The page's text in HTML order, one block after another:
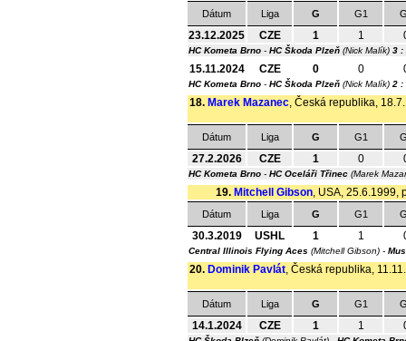
Dátum Liga G G1
23.12.2025 CZE 1 1
HC Kometa Brno - HC Škoda Plzeň (Nick Malík) 3 :
15.11.2024 CZE 0 0
HC Kometa Brno - HC Škoda Plzeň (Nick Malík) 2 :
18. Marek Mazanec, Česká republika,
Dátum Liga G G1
27.2.2026 CZE 1 0
HC Kometa Brno - HC Oceláři Třinec (Marek
19. Mitchell Gibson, USA, 25.6.1999,
Dátum Liga G G1
30.3.2019 USHL 1 1
Central Illinois Flying Aces (Mitchell Gibson) -
20. Dominik Pavlát, Česká republika,
Dátum Liga G G1
14.1.2024 CZE 1 1